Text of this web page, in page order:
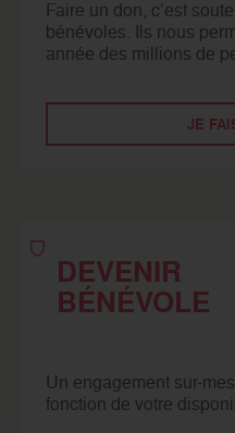
Faire un don, c’est
bénévoles. Ils nous
année des millions de
JE
DEVENIR
BÉNÉVOLE
Un engagement sur-
fonction de votre